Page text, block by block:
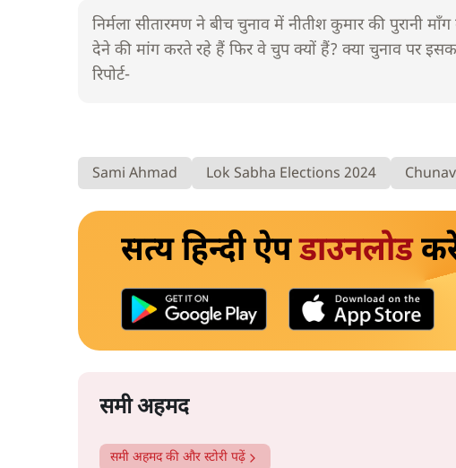
निर्मला सीतारमण ने बीच चुनाव में नीतीश कुमार की पुरानी
देने की मांग करते रहे हैं फिर वे चुप क्यों हैं? क्या चुनाव पर
रिपोर्ट-
Sami Ahmad Lok Sabha Elections 2024
सत्य हिन्दी ऐपडाउनलोड
समी अहमद
समी अहमदकी और स्टोरी पढ़ें